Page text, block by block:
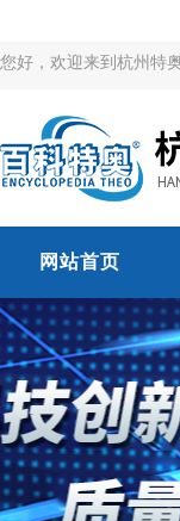
您好，欢迎来到杭州特
网站首页